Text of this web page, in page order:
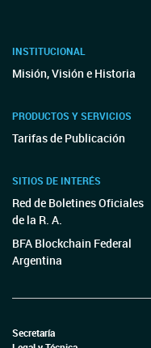
INSTITUCIONAL
Misión, Visión e Historia
PRODUCTOS Y SERVICIOS
Tarifas de Publicación
SITIOS DE INTERÉS
Red de Boletines Oficiales
de la R. A.
BFA Blockchain Federal
Argentina
Secretaría